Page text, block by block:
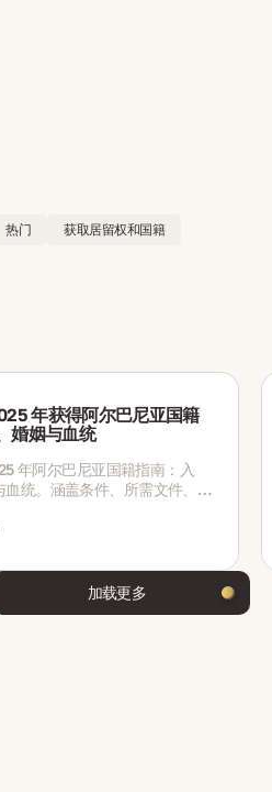
热门 获取居留权和国籍
年获得阿尔巴尼亚国籍
婚姻与血统
年阿尔巴尼亚国籍指南：入
血统。涵盖条件、所需文件、费
加载更多